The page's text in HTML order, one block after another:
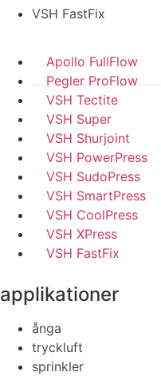
VSH FastFix
Apollo FullFlow
Pegler ProFlow
VSH Tectite
VSH Super
VSH Shurjoint
VSH PowerPress
VSH SudoPress
VSH SmartPress
VSH CoolPress
VSH XPress
VSH FastFix
applikationer
ånga
tryckluft
sprinkler